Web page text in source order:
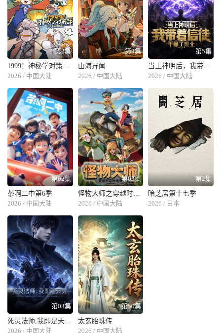
第2集
2026 / 中国大陆
第3集
山海异闻
2026 / 中国大陆
第5集
2026 / 中国大陆
第02集
茶啊二中第6季
2026 / 中国大陆
第03集
​怪物大师之穿越时空的怪物​
2026 / 中国大陆
第2集
暗芝居第十七季
2026 / 日本
第03集
2026 / 中国大陆
第50集
太玄胎珠传
2026 / 中国大陆